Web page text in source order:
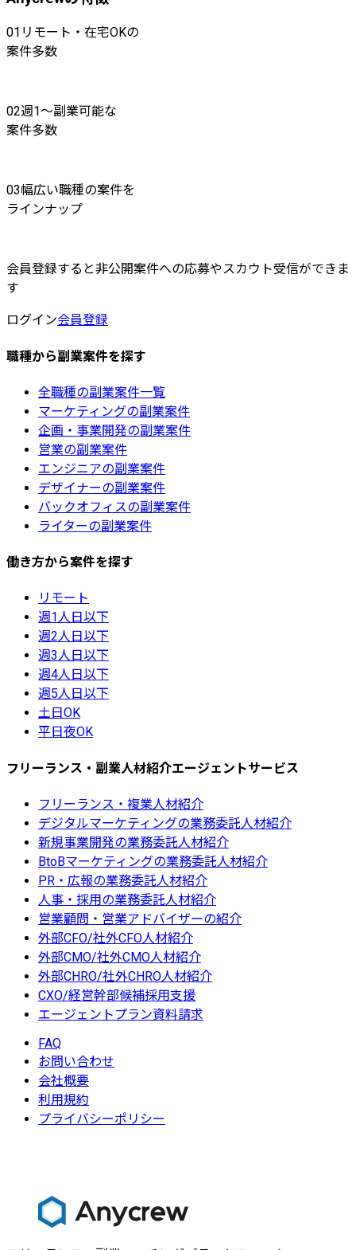
01 リモート・在宅OKの
案件多数
02週1〜副業可能な
案件多数
03幅広い職種の案件を
ラインナップ
会員登録すると非公開案件への応募やスカウト受信ができま
す
ログイン会員登録
職種から副業案件を探す
全職種の副業案件一覧
マーケティングの副業案件
企画・事業開発の副業案件
営業の副業案件
エンジニアの副業案件
デザイナーの副業案件
バックオフィスの副業案件
ライターの副業案件
働き方から案件を探す
リモート
週1人日以下
週2人日以下
週3人日以下
週4人日以下
週5人日以下
土日OK
平日夜OK
フリーランス・副業人材紹介エージェントサービス
フリーランス・複業人材紹介
デジタルマーケティングの業務委託人材紹介
新規事業開発の業務委託人材紹介
BtoBマーケティングの業務委託人材紹介
PR・広報の業務委託人材紹介
人事・採用の業務委託人材紹介
営業顧問・営業アドバイザーの紹介
外部CFO/社外CFO人材紹介
外部CMO/社外CMO人材紹介
外部CHRO/社外CHRO人材紹介
CXO/経営幹部候補採用支援
エージェントプラン資料請求
FAQ
お問い合わせ
会社概要
利用規約
プライバシーポリシー